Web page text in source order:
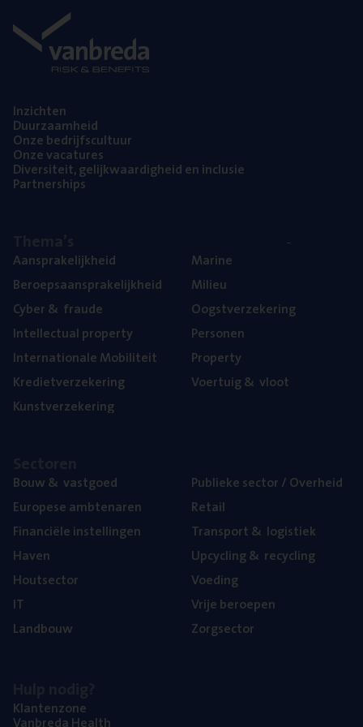
Inzich­ten
Duur­zaam­heid
Onze bedrijfs­cul­tuur
Onze vaca­tu­res
Diver­si­teit, gelijk­waar­dig­heid en inclusie
Part­ner­ships
Aan­spra­ke­lijk­heid
Beroeps­aan­spra­ke­lijk­heid
Cyber& fraude
Intel­lec­tu­al property
Inter­na­ti­o­na­le Mobiliteit
Kre­diet­ver­ze­ke­ring
Kunst­ver­ze­ke­ring
Mari­ne
Mili­eu
Oogst­ver­ze­ke­ring
Per­so­nen
Pro­per­ty
Voer­tuig& vloot
Bouw& vastgoed
Euro­pe­se ambtenaren
Finan­ci­ë­le instellingen
Haven
Hout­sec­tor
IT
Land­bouw
Publie­ke sec­tor / Overheid
Retail
Trans­port& logistiek
Upcy­cling& recycling
Voe­ding
Vrije beroe­pen
Zorg­sec­tor
Klan­ten­zo­ne
Van­b­re­da Health